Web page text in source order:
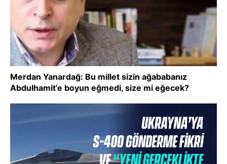
Merdan Yanardağ: Bu millet sizin ağababanız
Abdulhamit’e boyun eğmedi, size mi eğecek?